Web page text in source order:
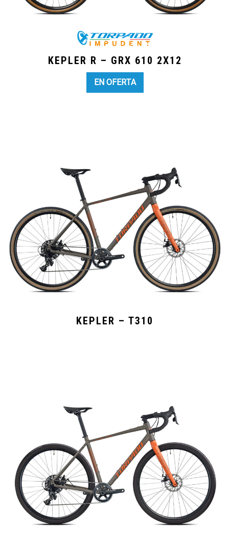
KEPLER R – GRX 610 2X12
EN OFERTA
KEPLER – T310